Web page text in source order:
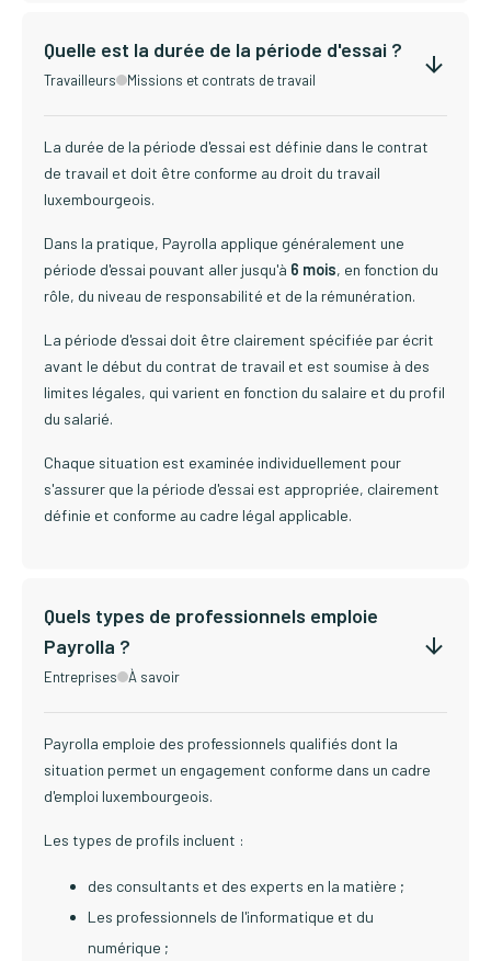
Quelle est la durée de la période d'essai ?
Travailleurs Missions et contrats de travail
La durée de la période d'essai est définie dans le contrat
de travail et doit être conforme au droit du travail
luxembourgeois.
Dans la pratique, Payrolla applique généralement une
période d'essai pouvant aller jusqu'à 6 mois, en fonction du
rôle, du niveau de responsabilité et de la rémunération.
La période d'essai doit être clairement spécifiée par écrit
avant le début du contrat de travail et est soumise à des
limites légales, qui varient en fonction du salaire et du profil
du salarié.
Chaque situation est examinée individuellement pour
s'assurer que la période d'essai est appropriée, clairement
définie et conforme au cadre légal applicable.
Quels types de professionnels emploie
Payrolla ?
Entreprises À savoir
Payrolla emploie des professionnels qualifiés dont la
situation permet un engagement conforme dans un cadre
d'emploi luxembourgeois.
Les types de profils incluent :
des consultants et des experts en la matière ;
Les professionnels de l'informatique et du
numérique ;